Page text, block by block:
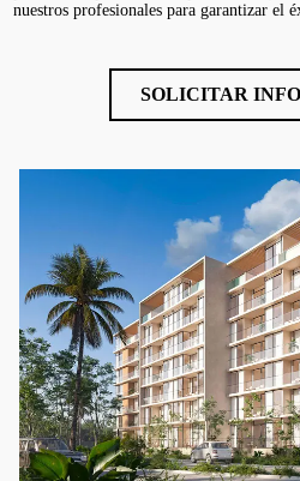
nuestros profesionales para garantizar el
SOLICITAR